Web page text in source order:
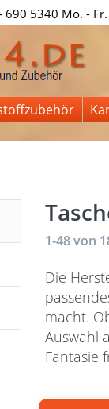
690 5340 Mo. -
1-48von
Die
macht.
Auswahl
Fantasie